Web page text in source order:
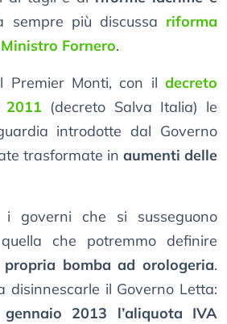
più discussa riforma
Fornero.
Premier Monti, con il decreto
(decreto Salva Italia) le
introdotte dal Governo
trasformate in aumenti delle
governi che si susseguono
che potremmo definire
propria bomba ad orologeria.
disinnescarle il Governo Letta:
gennaio 2013 l’aliquota IVA